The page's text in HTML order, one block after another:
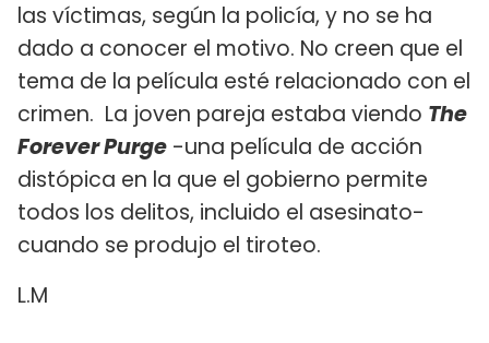
las víctimas, según la policía, y no se ha
dado a conocer el motivo. No creen que el
tema de la película esté relacionado con el
crimen. La joven pareja estaba viendo The
Forever Purge -una película de acción
distópica en la que el gobierno permite
todos los delitos, incluido el asesinato-
cuando se produjo el tiroteo.
L.M